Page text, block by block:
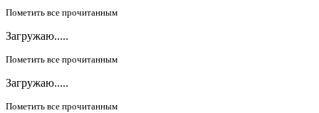
Пометить все прочитанным
Загружаю.....
Пометить все прочитанным
Загружаю.....
Пометить все прочитанным